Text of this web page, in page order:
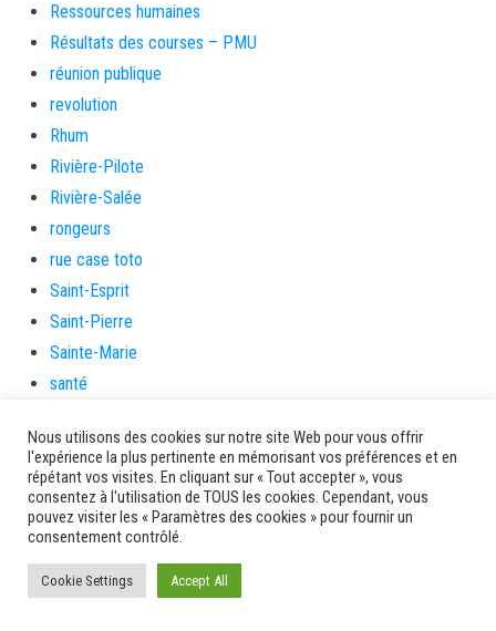
Ressources humaines
Résultats des courses – PMU
réunion publique
revolution
Rhum
Rivière-Pilote
Rivière-Salée
rongeurs
rue case toto
Saint-Esprit
Saint-Pierre
Sainte-Marie
santé
Saveurs artisanes
Schœlcher
Scolarité
sécurité
Séniors
Service culture, sport et associations
Nous utilisons des cookies sur notre site Web pour vous offrir
l'expérience la plus pertinente en mémorisant vos préférences et en
répétant vos visites. En cliquant sur « Tout accepter », vous
consentez à l'utilisation de TOUS les cookies. Cependant, vous
pouvez visiter les « Paramètres des cookies » pour fournir un
consentement contrôlé.
Cookie Settings Accept All